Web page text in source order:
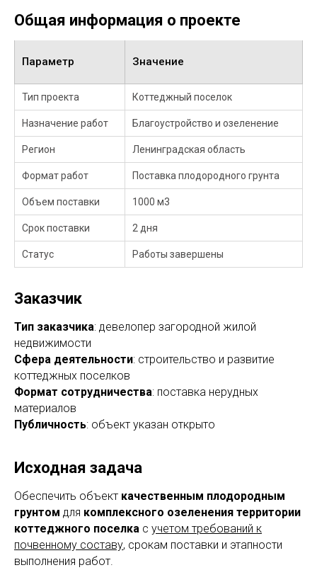
Общая информация о проекте
Параметр Значение
Тип проекта Коттеджный поселок
Назначение работ Благоустройство и озеленение
Регион Ленинградская область
Формат работ Поставка плодородного грунта
Объем поставки 1000 м3
Срок поставки 2 дня
Статус Работы завершены
Заказчик
Тип заказчика: девелопер загородной жилой
недвижимости
Сфера деятельности: строительство и развитие
коттеджных поселков
Формат сотрудничества: поставка нерудных
материалов
Публичность: объект указан открыто
Исходная задача
Обеспечить объект качественным плодородным
грунтом для комплексного озеленения территории
коттеджного поселка с учетом требований к
почвенному составу, срокам поставки и этапности
выполнения работ.